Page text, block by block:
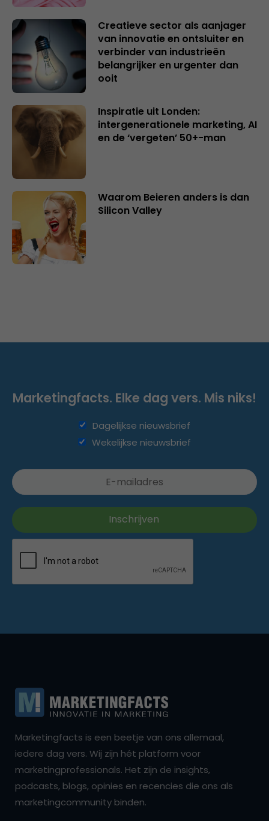
Creatieve sector als aanjager
van innovatie en ontsluiter en
verbinder van industrieën
belangrijker en urgenter dan
ooit
Inspiratie uit Londen:
intergenerationele marketing, AI
en de ‘vergeten’ 50+-man
Waarom Beieren anders is dan
Silicon Valley
Marketingfacts. Elke dag vers. Mis niks!
Dagelijkse nieuwsbrief
Wekelijkse nieuwsbrief
Marketingfacts is een beetje van ons allemaal,
iedere dag vers. Wij zijn hét platform voor
marketingprofessionals. Het zijn de insights,
podcasts, blogs, opinies en recencies die ons als
marketingcommunity binden.